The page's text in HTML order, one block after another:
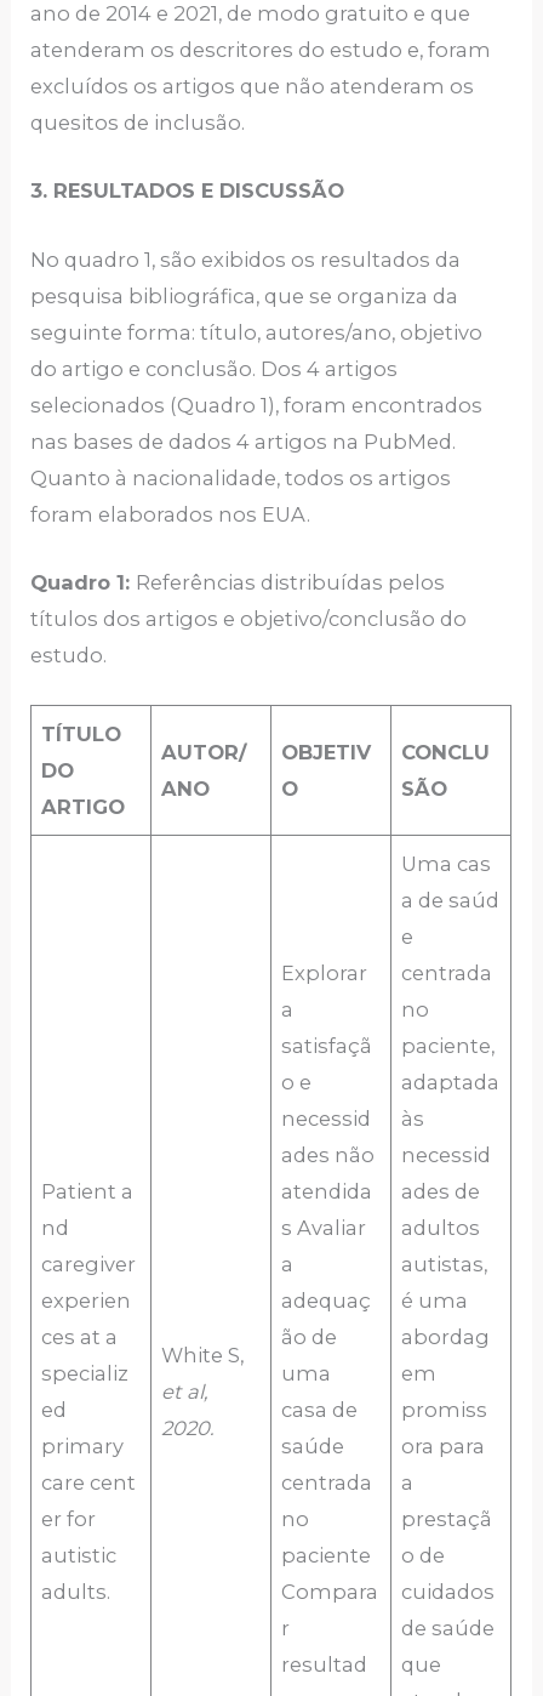
ano de 2014 e 2021, de modo gratuito e que
atenderam os descritores do estudo e, foram
excluídos os artigos que não atenderam os
quesitos de inclusão.
3. RESULTADOS E DISCUSSÃO
No quadro 1, são exibidos os resultados da
pesquisa bibliográfica, que se organiza da
seguinte forma: título, autores/ano, objetivo
do artigo e conclusão. Dos 4 artigos
selecionados (Quadro 1), foram encontrados
nas bases de dados 4 artigos na PubMed.
Quanto à nacionalidade, todos os artigos
foram elaborados nos EUA.
Quadro 1: Referências distribuídas pelos
títulos dos artigos e objetivo/conclusão do
estudo.
TÍTULO
DO
ARTIGO
AUTOR/
ANO
OBJETIV
O
CONCLU
SÃO
Patient a
nd
caregiver
experien
ces at a
specializ
ed
primary
care cent
er for
autistic
adults.
White S,
et al,
2020.
Explorar
a
satisfaçã
o e
necessid
ades não
atendida
s Avaliar
a
adequaç
ão de
uma
casa de
saúde
centrada
no
paciente
Compara
r
resultad
Uma cas
a de saúd
e
centrada
no
paciente,
adaptada
às
necessid
ades de
adultos
autistas,
é uma
abordag
em
promiss
ora para
a
prestaçã
o de
cuidados
de saúde
que